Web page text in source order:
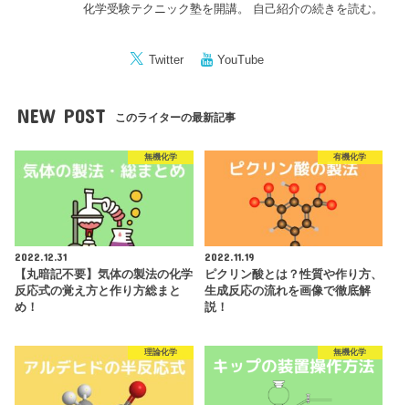
化学受験テクニック塾を開講。 自己紹介の続きを読む。
Twitter YouTube
NEW POST このライターの最新記事
無機化学
2022.12.31
【丸暗記不要】気体の製法の化学
反応式の覚え方と作り方総まと
め！
有機化学
2022.11.19
ピクリン酸とは？性質や作り方、
生成反応の流れを画像で徹底解
説！
理論化学 無機化学